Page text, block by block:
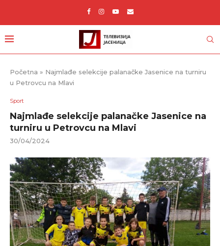
Početna » Najmlađe selekcije palanačke Jasenice na turniru
u Petrovcu na Mlavi
Sport
Najmlađe selekcije palanačke Jasenice na
turniru u Petrovcu na Mlavi
30/04/2024